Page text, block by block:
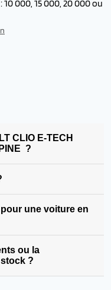
000, 15 000, 20 000 ou
CLIO E-TECH
?
une voiture en
ou la
?